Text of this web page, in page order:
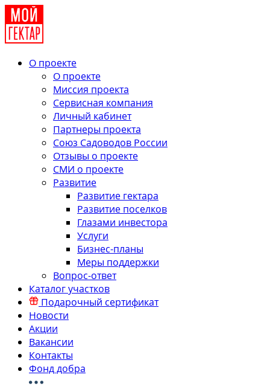
О проекте
О проекте
Миссия проекта
Сервисная компания
Личный кабинет
Партнеры проекта
Союз Садоводов России
Отзывы о проекте
СМИ о проекте
Развитие
Развитие гектара
Развитие поселков
Глазами инвестора
Услуги
Бизнес-планы
Меры поддержки
Вопрос-ответ
Каталог участков
Подарочный сертификат
Новости
Акции
Вакансии
Контакты
Фонд добра